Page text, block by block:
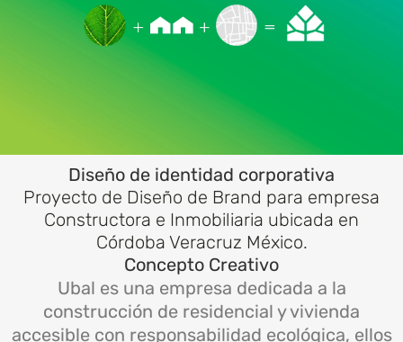
Diseño de identidad corporativa
Proyecto de Diseño de Brand para empresa
Constructora e Inmobiliaria ubicada en
Córdoba Veracruz México.
Concepto Creativo
Ubal es una empresa dedicada a la
construcción de residencial y vivienda
accesible con responsabilidad ecológica, ellos